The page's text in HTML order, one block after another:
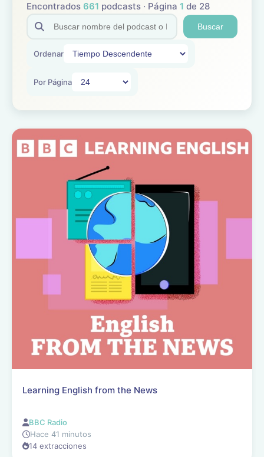
Encontrados 661 podcasts · Página 1 de 28
Buscar
Ordenar
Por Página
Learning English from the News
BBC Radio
Hace 41 minutos
14 extracciones